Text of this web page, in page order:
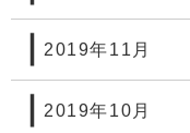
2019年11月
2019年10月